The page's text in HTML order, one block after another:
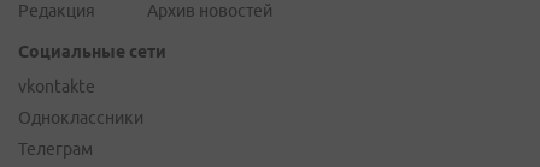
Редакция
Архив новостей
Социальные сети
vkontakte
Одноклассники
Телеграм